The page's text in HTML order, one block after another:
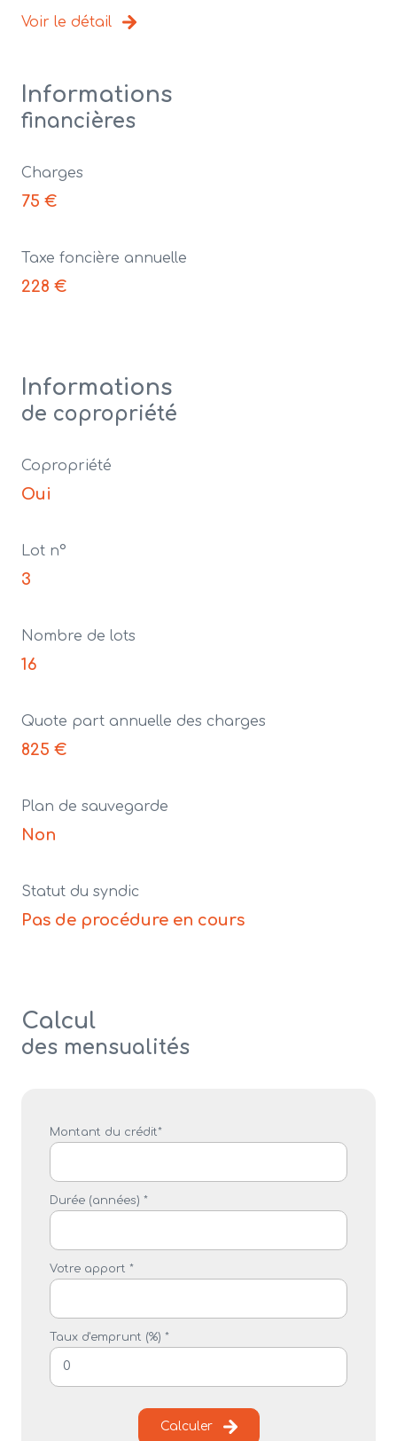
Voir le détail
Informations
financières
Charges
75 €
Taxe foncière annuelle
228 €
Informations
de copropriété
Copropriété
Oui
Lot n°
3
Nombre de lots
16
Quote part annuelle des charges
825 €
Plan de sauvegarde
Non
Statut du syndic
Pas de procédure en cours
Calcul
des mensualités
Montant du crédit*
Durée (années) *
Votre apport *
Taux d'emprunt (%) *
Calculer